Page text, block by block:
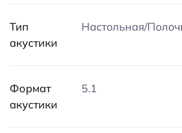
Тип
акустики
Настольная/
Формат
акустики
5.1